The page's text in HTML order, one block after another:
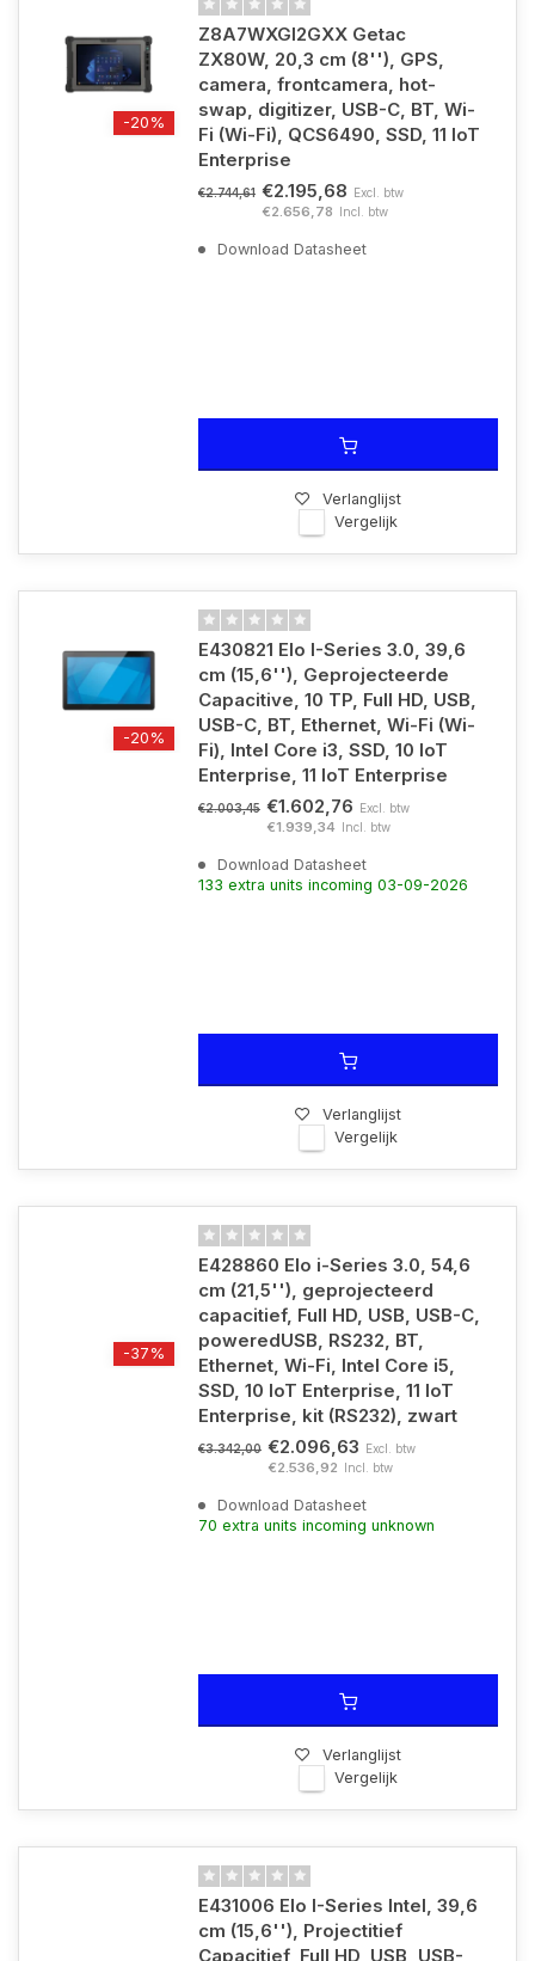
-20%
Z8A7WXGI2GXX Getac
ZX80W, 20,3 cm (8''), GPS,
camera, frontcamera, hot-
swap, digitizer, USB-C, BT, Wi-
Fi (Wi-Fi), QCS6490, SSD, 11 IoT
Enterprise
€2.744,61 €2.195,68 Excl. btw
€2.656,78 Incl. btw
Download Datasheet
Verlanglijst
Vergelijk
-20%
E430821 Elo I-Series 3.0, 39,6
cm (15,6''), Geprojecteerde
Capacitive, 10 TP, Full HD, USB,
USB-C, BT, Ethernet, Wi-Fi (Wi-
Fi), Intel Core i3, SSD, 10 IoT
Enterprise, 11 IoT Enterprise
€2.003,45 €1.602,76 Excl. btw
€1.939,34 Incl. btw
Download Datasheet
133 extra units incoming 03-09-2026
Verlanglijst
Vergelijk
-37%
E428860 Elo i-Series 3.0, 54,6
cm (21,5''), geprojecteerd
capacitief, Full HD, USB, USB-C,
poweredUSB, RS232, BT,
Ethernet, Wi-Fi, Intel Core i5,
SSD, 10 IoT Enterprise, 11 IoT
Enterprise, kit (RS232), zwart
€3.342,00 €2.096,63 Excl. btw
€2.536,92 Incl. btw
Download Datasheet
70 extra units incoming unknown
Verlanglijst
Vergelijk
E431006 Elo I-Series Intel, 39,6
cm (15,6''), Projectitief
Capacitief, Full HD, USB, USB-